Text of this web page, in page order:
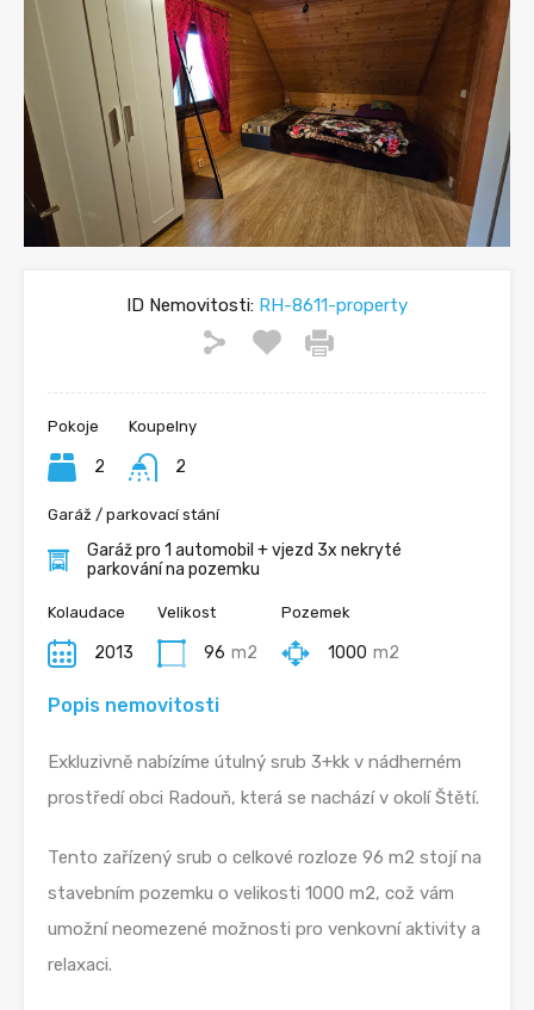
ID Nemovitosti: RH-8611-property
Pokoje
2
Koupelny
2
Garáž / parkovací stání
Garáž pro 1 automobil + vjezd 3x nekryté
parkování na pozemku
Kolaudace
2013
Velikost
96 m2
Pozemek
1000 m2
Popis nemovitosti
Exkluzivně nabízíme útulný srub 3+kk v nádherném
prostředí obci Radouň, která se nachází v okolí Štětí.
Tento zařízený srub o celkové rozloze 96 m2 stojí na
stavebním pozemku o velikosti 1000 m2, což vám
umožní neomezené možnosti pro venkovní aktivity a
relaxaci.